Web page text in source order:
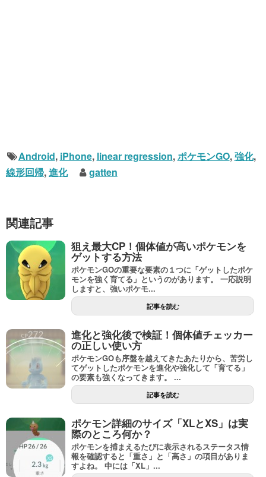
Android, iPhone, linear regression,ポケモンGO,強化,
線形回帰,進化 gatten
関連記事
狙え最大CP！個体値が高いポケモンを
ゲットする方法
ポケモンGOの重要な要素の１つに「ゲットしたポケ
モンを強く育てる」というのがあります。 一応説明
しますと、強いポケモ...
記事を読む
進化と強化後で検証！個体値チェッカー
の正しい使い方
ポケモンGOも序盤を越えてきたあたりから、苦労し
てゲットしたポケモンを進化や強化して「育てる」
の要素も強くなってきます。 ...
記事を読む
ポケモン詳細のサイズ「XLとXS」は実
際のところ何か？
ポケモンを捕まえるたびに表示されるステータス情
報を確認すると「重さ」と「高さ」の項目がありま
すよね。 中には「XL」...